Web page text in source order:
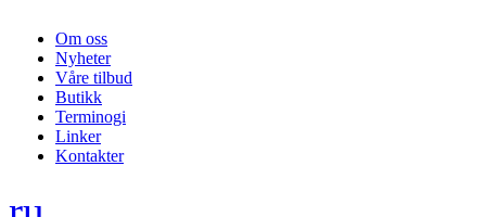
Om oss
Nyheter
Våre tilbud
Butikk
Terminogi
Linker
Kontakter